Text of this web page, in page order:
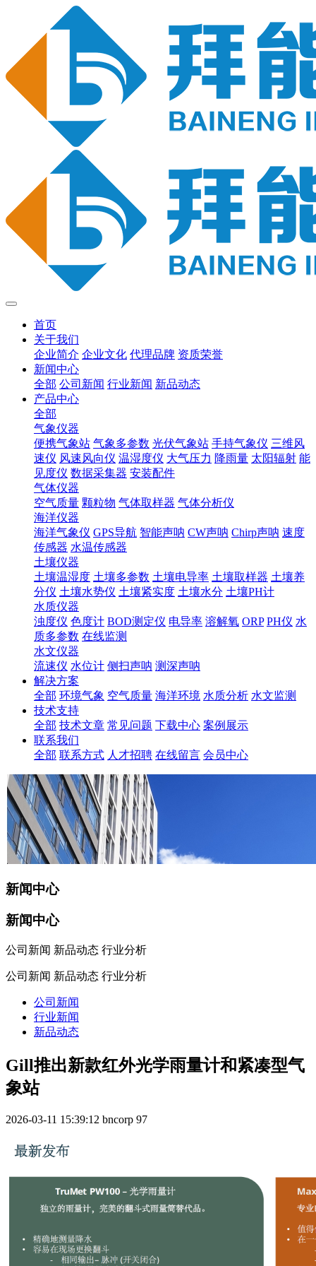
首页
关于我们
企业简介 企业文化 代理品牌 资质荣誉
新闻中心
全部 公司新闻 行业新闻 新品动态
产品中心
全部
气象仪器
便携气象站 气象多参数 光伏气象站 手持气象仪 三维风
速仪 风速风向仪 温湿度仪 大气压力 降雨量 太阳辐射 能
见度仪 数据采集器 安装配件
气体仪器
空气质量 颗粒物 气体取样器 气体分析仪
海洋仪器
海洋气象仪 GPS导航 智能声呐 CW声呐 Chirp声呐 速度
传感器 水温传感器
土壤仪器
土壤温湿度 土壤多参数 土壤电导率 土壤取样器 土壤养
分仪 土壤水势仪 土壤紧实度 土壤水分 土壤PH计
水质仪器
浊度仪 色度计 BOD测定仪 电导率 溶解氧 ORP PH仪 水
质多参数 在线监测
水文仪器
流速仪 水位计 侧扫声呐 测深声呐
解决方案
全部 环境气象 空气质量 海洋环境 水质分析 水文监测
技术支持
全部 技术文章 常见问题 下载中心 案例展示
联系我们
全部 联系方式 人才招聘 在线留言 会员中心
新闻中心
新闻中心
公司新闻 新品动态 行业分析
公司新闻 新品动态 行业分析
公司新闻
行业新闻
新品动态
Gill推出新款红外光学雨量计和紧凑型气
象站
2026-03-11 15:39:12 bncorp 97